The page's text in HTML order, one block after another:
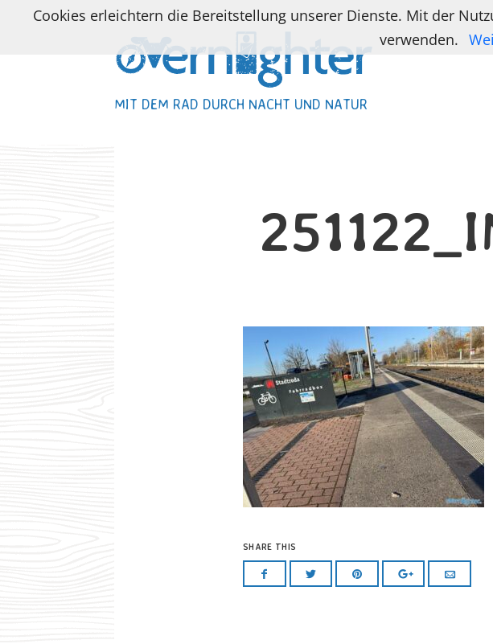
MIT DEM RAD DURCH NACHT UND NATUR
MIT DEM RAD DURCH NACHT UND NATUR
SHARE THIS
Cookies erleichtern die Bereitstellung unserer Dienste. Mit der
verwenden.